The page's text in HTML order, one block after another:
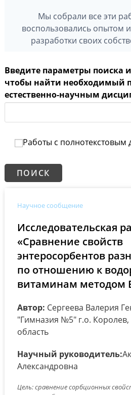
Мы собрали все эти
воспользовались опытом
разработки своих
Введите параметры поиска
чтобы найти необходимый
естественно-научным
Работы с полнотекстовым
Научное сообщение
Исследовательская
«Сравнение свойств
энтеросорбентов
по отношению к
витаминам методом
Автор: Сергеева Валерия
"Гимназия №5" г.о. Королев,
область
Научный руководитель:
Александровна
Цель: сравнение сорбционных